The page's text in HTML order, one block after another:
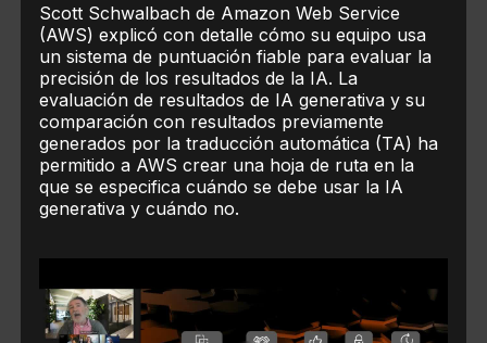
Scott Schwalbach de Amazon Web Service
(AWS) explicó con detalle cómo su equipo usa
un sistema de puntuación fiable para evaluar la
precisión de los resultados de la IA. La
evaluación de resultados de IA generativa y su
comparación con resultados previamente
generados por la traducción automática (TA) ha
permitido a AWS crear una hoja de ruta en la
que se especifica cuándo se debe usar la IA
generativa y cuándo no.